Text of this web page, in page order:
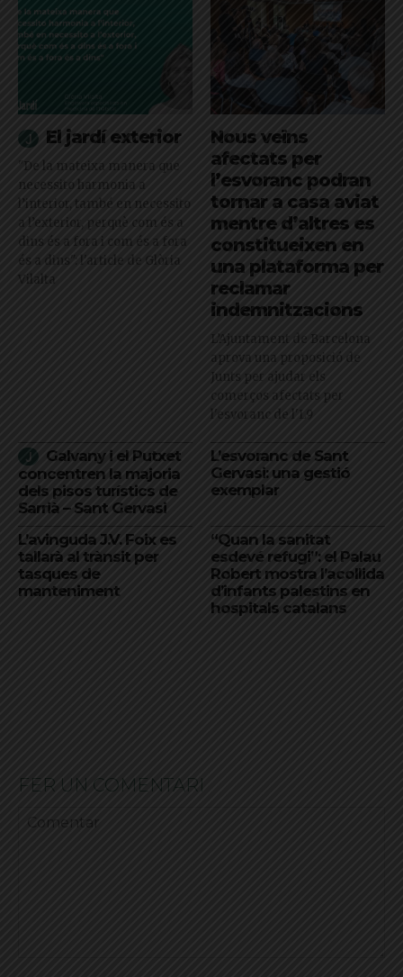
El jardí exterior
"De la mateixa manera que
necessito harmonia a
l’interior, també en necessito
a l’exterior, perquè com és a
dins és a fora i com és a fora
és a dins": l'article de Glòria
Vilalta
Nous veïns
afectats per
l’esvoranc podran
tornar a casa aviat
mentre d’altres es
constitueixen en
una plataforma per
reclamar
indemnitzacions
L’Ajuntament de Barcelona
aprova una proposició de
Junts per ajudar els
comerços afectats per
l'esvoranc de l'L9
Galvany i el Putxet
concentren la majoria
dels pisos turístics de
Sarrià – Sant Gervasi
L’esvoranc de Sant
Gervasi: una gestió
exemplar
L’avinguda J.V. Foix es
tallarà al trànsit per
tasques de
manteniment
“Quan la sanitat
esdevé refugi”: el Palau
Robert mostra l’acollida
d’infants palestins en
hospitals catalans
FER UN COMENTARI